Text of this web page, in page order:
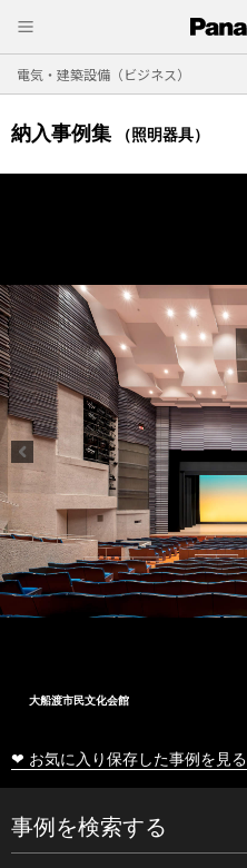
電気・建築設備（ビジネス）
納入事例集 （照明器具）
大船渡市民文化会館
❤ お気に入り保存した事例を見る
事例を検索する